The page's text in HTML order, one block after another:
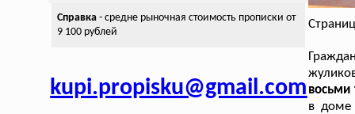
Справка- средне рыночная стоимость прописки от
9 100 рублей
kupi.propisku@gmail.com
в доме